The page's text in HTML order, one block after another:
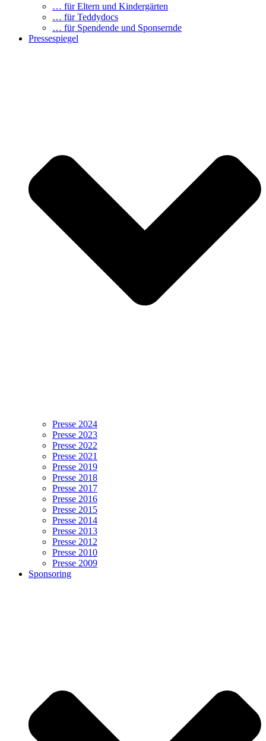
… für Eltern und Kindergärten
… für Teddydocs
… für Spendende und Sponsernde
Pressespiegel
Presse 2024
Presse 2023
Presse 2022
Presse 2021
Presse 2019
Presse 2018
Presse 2017
Presse 2016
Presse 2015
Presse 2014
Presse 2013
Presse 2012
Presse 2010
Presse 2009
Sponsoring